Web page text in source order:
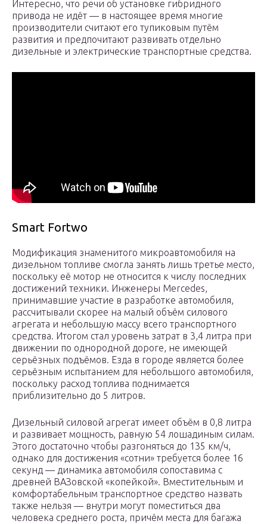
Интересно, что речи об установке гибридного
привода не идёт — в настоящее время многие
производители считают его тупиковым путём
развития и предпочитают развивать отдельно
дизельные и электрические транспортные средства.
Smart Fortwo
Модификация знаменитого микроавтомобиля на
дизельном топливе смогла занять лишь третье место,
поскольку её мотор не относится к числу последних
достижений техники. Инженеры Mercedes,
принимавшие участие в разработке автомобиля,
рассчитывали скорее на малый объём силового
агрегата и небольшую массу всего транспортного
средства. Итогом стал уровень затрат в 3,4 литра при
движении по однородной дороге, не имеющей
серьёзных подъёмов. Езда в городе является более
серьёзным испытанием для небольшого автомобиля,
поскольку расход топлива поднимается
приблизительно до 5 литров.
Дизельный силовой агрегат имеет объём в 0,8 литра
и развивает мощность, равную 54 лошадиным силам.
Этого достаточно чтобы разгоняться до 135 км/ч,
однако для достижения «сотни» требуется более 16
секунд — динамика автомобиля сопоставима с
древней ВАЗовской «копейкой». Вместительным и
комфортабельным транспортное средство назвать
также нельзя — внутри могут поместиться два
человека среднего роста, причём места для багажа